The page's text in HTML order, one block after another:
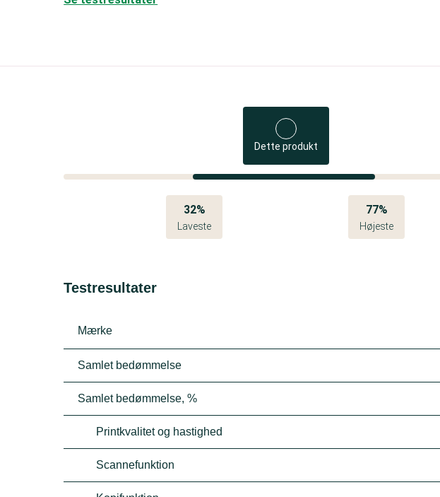
Dette produkt
32%
Laveste
77%
Højeste
Testresultater
Mærke
Samlet bedømmelse
Samlet bedømmelse, %
Printkvalitet og hastighed
Scannefunktion